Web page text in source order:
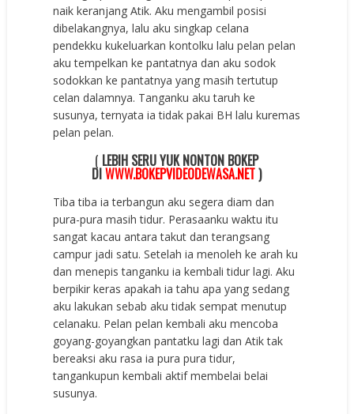
naik keranjang Atik. Aku mengambil posisi
dibelakangnya, lalu aku singkap celana
pendekku kukeluarkan kontolku lalu pelan pelan
aku tempelkan ke pantatnya dan aku sodok
sodokkan ke pantatnya yang masih tertutup
celan dalamnya. Tanganku aku taruh ke
susunya, ternyata ia tidak pakai BH lalu kuremas
pelan pelan.
( LEBIH SERU YUK NONTON BOKEP
DIWWW.BOKEPVIDEODEWASA.NET)
Tiba tiba ia terbangun aku segera diam dan
pura-pura masih tidur. Perasaanku waktu itu
sangat kacau antara takut dan terangsang
campur jadi satu. Setelah ia menoleh ke arah ku
dan menepis tanganku ia kembali tidur lagi. Aku
berpikir keras apakah ia tahu apa yang sedang
aku lakukan sebab aku tidak sempat menutup
celanaku. Pelan pelan kembali aku mencoba
goyang-goyangkan pantatku lagi dan Atik tak
bereaksi aku rasa ia pura pura tidur,
tangankupun kembali aktif membelai belai
susunya.